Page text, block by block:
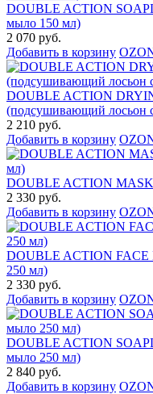
DOUBLE ACTION
мыло 150 мл)
2 070 руб.
Добавить в корзину
DOUBLE ACTION
(подсушивающий лосьон
2 210 руб.
Добавить в корзину
DOUBLE ACTION
2 330 руб.
Добавить в корзину
DOUBLE ACTION FACE
250 мл)
2 330 руб.
Добавить в корзину
DOUBLE ACTION
мыло 250 мл)
2 840 руб.
Добавить в корзину